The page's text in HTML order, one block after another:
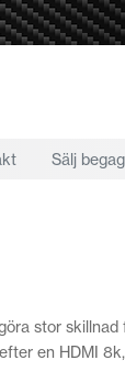
Sälj
stor
en HDMI